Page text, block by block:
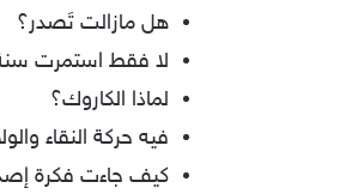
هل مازالت تَصدر؟
لا فقط استمرت
لماذا الكاروك؟
فيه حركة النقاء
كيف جاءت فكرة